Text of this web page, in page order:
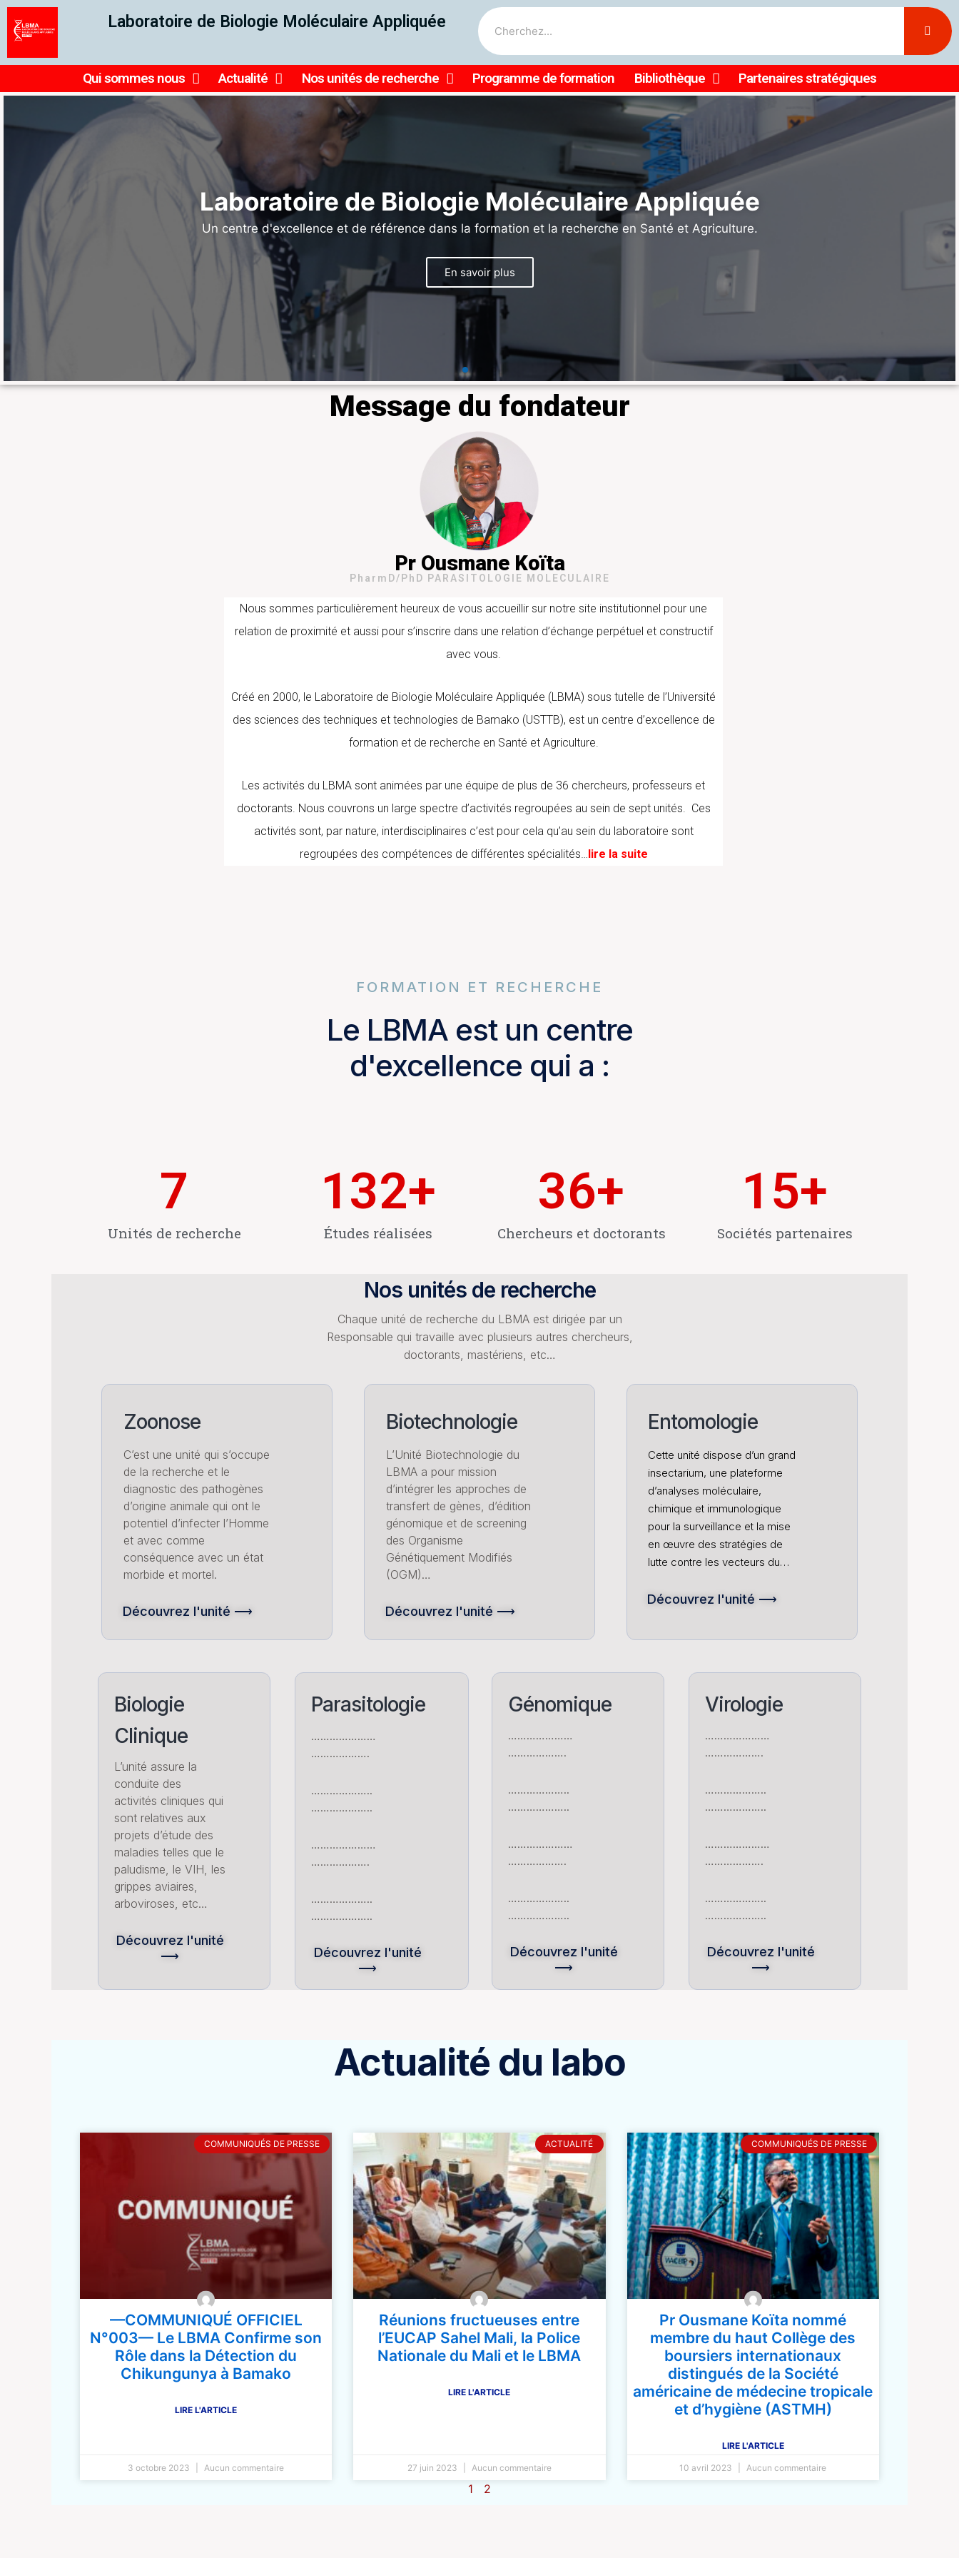
Laboratoire de Biologie Moléculaire Appliquée
Qui sommes nous Actualité Nos unités de recherche Programme de formation Bibliothèque Partenaires stratégiques
Ensemble, nous pouvons faire briller la
recherche en médecine tropicale et en
agriculture en Afrique
Le Laboratoire fait partie du 𝐝𝐮 𝐡𝐚𝐮𝐭 𝐂𝐨𝐥𝐥𝐞̀𝐠𝐞 𝐝𝐞𝐬 𝐛𝐨𝐮𝐫𝐬𝐢𝐞𝐫𝐬 𝐢𝐧𝐭𝐞𝐫𝐧𝐚𝐭𝐢𝐨𝐧𝐚𝐮𝐱 𝐝𝐢𝐬𝐭𝐢𝐧𝐠𝐮𝐞́𝐬 𝐝𝐞 𝐥𝐚 𝐒𝐨𝐜𝐢𝐞́𝐭𝐞́
𝐚𝐦𝐞́𝐫𝐢𝐜𝐚𝐢𝐧𝐞 𝐝𝐞 𝐦𝐞́𝐝𝐞𝐜𝐢𝐧𝐞 𝐭𝐫𝐨𝐩𝐢𝐜𝐚𝐥𝐞 𝐞𝐭 𝐝'𝐡𝐲𝐠𝐢𝐞̀𝐧𝐞 à travers Professeur Ousmane Koïta
En savoir plus
Message du fondateur
Pr Ousmane Koïta
PharmD/PhD PARASITOLOGIE MOLECULAIRE
Nous sommes particulièrement heureux de vous accueillir sur notre site institutionnel pour une
relation de proximité et aussi pour s’inscrire dans une relation d’échange perpétuel et constructif
avec vous.
Créé en 2000, le Laboratoire de Biologie Moléculaire Appliquée (LBMA) sous tutelle de l’Université
des sciences des techniques et technologies de Bamako (USTTB), est un centre d’excellence de
formation et de recherche en Santé et Agriculture.
Les activités du LBMA sont animées par une équipe de plus de 36 chercheurs, professeurs et
doctorants. Nous couvrons un large spectre d’activités regroupées au sein de sept unités. Ces
activités sont, par nature, interdisciplinaires c’est pour cela qu’au sein du laboratoire sont
regroupées des compétences de différentes spécialités… lire la suite
FORMATION ET RECHERCHE
Le LBMA est un centre
d'excellence qui a :
7
Unités de recherche
132+
Études réalisées
36+
Chercheurs et doctorants
15+
Sociétés partenaires
Nos unités de recherche
Chaque unité de recherche du LBMA est dirigée par un
Responsable qui travaille avec plusieurs autres chercheurs,
doctorants, mastériens, etc…
Zoonose
C’est une unité qui s’occupe
de la recherche et le
diagnostic des pathogènes
d’origine animale qui ont le
potentiel d’infecter l’Homme
et avec comme
conséquence avec un état
morbide et mortel.
Découvrez l'unité ⟶
Biotechnologie
L’Unité Biotechnologie du
LBMA a pour mission
d’intégrer les approches de
transfert de gènes, d’édition
génomique et de screening
des Organisme
Génétiquement Modifiés
(OGM)…
Découvrez l'unité ⟶
Entomologie
Cette unité dispose d’un grand
insectarium, une plateforme
d’analyses moléculaire,
chimique et immunologique
pour la surveillance et la mise
en œuvre des stratégies de
lutte contre les vecteurs du…
Découvrez l'unité ⟶
Biologie
Clinique
L’unité assure la
conduite des
activités cliniques qui
sont relatives aux
projets d’étude des
maladies telles que le
paludisme, le VIH, les
grippes aviaires,
arboviroses, etc…
Découvrez l'unité
⟶
Parasitologie
…………………
……………….
………………..
………………..
…………………
……………….
………………..
………………..
Découvrez l'unité
⟶
Génomique
…………………
……………….
………………..
………………..
…………………
……………….
………………..
………………..
Découvrez l'unité
⟶
Virologie
…………………
……………….
………………..
………………..
…………………
……………….
………………..
………………..
Découvrez l'unité
⟶
Actualité du labo
COMMUNIQUÉS DE PRESSE
—COMMUNIQUÉ OFFICIEL
N°003— Le LBMA Confirme son
Rôle dans la Détection du
Chikungunya à Bamako
LIRE L'ARTICLE
3 octobre 2023 Aucun commentaire
ACTUALITÉ
Réunions fructueuses entre
l’EUCAP Sahel Mali, la Police
Nationale du Mali et le LBMA
LIRE L'ARTICLE
27 juin 2023 Aucun commentaire
COMMUNIQUÉS DE PRESSE
Pr Ousmane Koïta nommé
membre du haut Collège des
boursiers internationaux
distingués de la Société
américaine de médecine tropicale
et d’hygiène (ASTMH)
LIRE L'ARTICLE
10 avril 2023 Aucun commentaire
1 2